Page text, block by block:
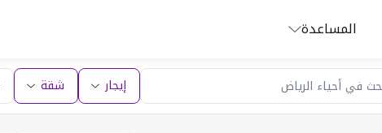
المساعدة
إيجار شقة